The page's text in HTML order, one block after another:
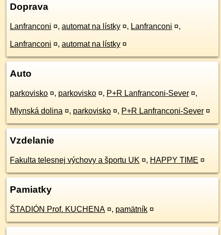
Doprava
Lanfranconi ¤, automat na lístky ¤, Lanfranconi ¤,
Lanfranconi ¤, automat na lístky ¤
Auto
parkovisko ¤, parkovisko ¤, P+R Lanfranconi-Sever ¤,
Mlynská dolina ¤, parkovisko ¤, P+R Lanfranconi-Sever ¤
Vzdelanie
Fakulta telesnej výchovy a športu UK ¤, HAPPY TIME ¤
Pamiatky
ŠTADIÓN Prof. KUCHENA ¤, pamätník ¤